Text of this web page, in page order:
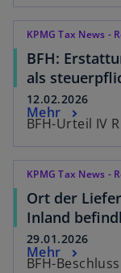
KPMG Tax News -
BFH:
als
12.02.2026
BFH-Urteil IV
Mehr
KPMG Tax News -
Ort der
Inland
29.01.2026
BFH-
Mehr